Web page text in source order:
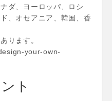
ダ、ヨーロッパ、ロシ
、オセアニア、韓国、香
ります。
your-own-
ト